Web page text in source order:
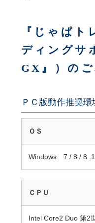
『じゃぱト
ディングサ
GX』）の
ＰＣ版動作推奨環
ＯＳ
Windows 7 / 8 / 8
ＣＰＵ
Intel Core2 Duo 第2